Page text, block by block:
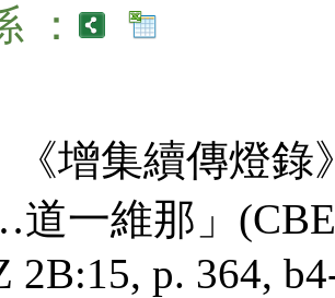
：
《增集續傳燈錄
一維那」
2B:15, p. 364,